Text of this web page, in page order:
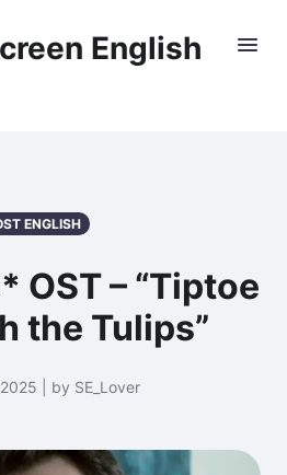
English
ENGLISH
OST – “Tiptoe
the Tulips”
| by SE_Lover